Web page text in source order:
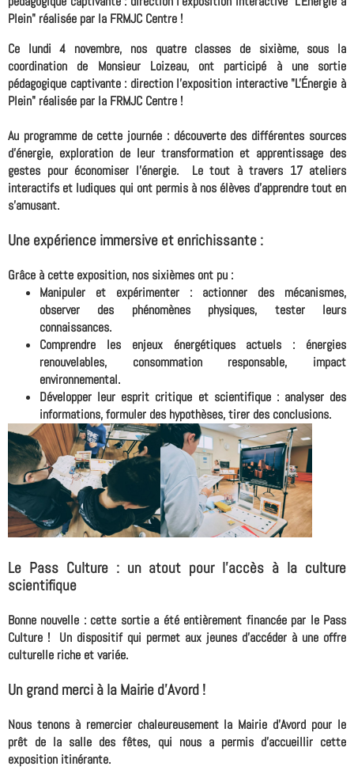
Plein" réalisée par la FRMJC Centre !
Ce lundi 4 novembre, nos quatre classes de sixième, sous la
coordination de Monsieur Loizeau, ont participé à une sortie
pédagogique captivante : direction l'exposition interactive "L'Énergie à
Plein" réalisée par la FRMJC Centre !
Au programme de cette journée : découverte des différentes sources
d'énergie, exploration de leur transformation et apprentissage des
gestes pour économiser l'énergie. Le tout à travers 17 ateliers
interactifs et ludiques qui ont permis à nos élèves d'apprendre tout en
s'amusant.
Une expérience immersive et enrichissante :
Grâce à cette exposition, nos sixièmes ont pu :
Manipuler et expérimenter : actionner des mécanismes,
observer des phénomènes physiques, tester leurs
connaissances.
Comprendre les enjeux énergétiques actuels : énergies
renouvelables, consommation responsable, impact
environnemental.
Développer leur esprit critique et scientifique : analyser des
informations, formuler des hypothèses, tirer des conclusions.
Le Pass Culture : un atout pour l'accès à la culture
scientifique
Bonne nouvelle : cette sortie a été entièrement financée par le Pass
Culture ! Un dispositif qui permet aux jeunes d'accéder à une offre
culturelle riche et variée.
Un grand merci à la Mairie d'Avord !
Nous tenons à remercier chaleureusement la Mairie d'Avord pour le
prêt de la salle des fêtes, qui nous a permis d'accueillir cette
exposition itinérante.